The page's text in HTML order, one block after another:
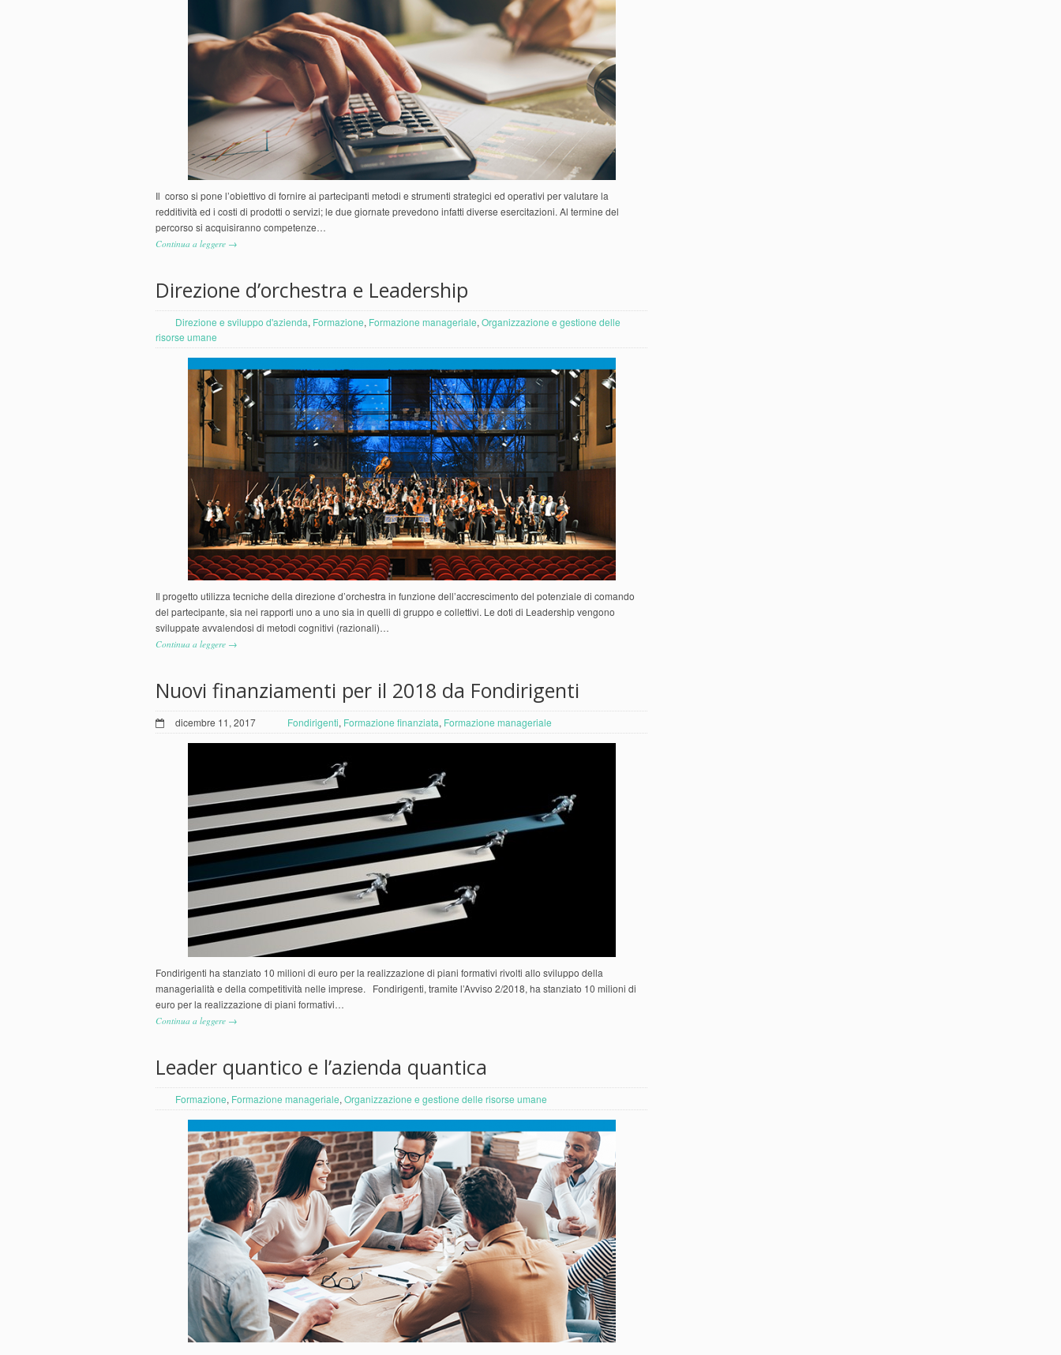
Il corso si pone l’obiettivo di fornire ai partecipanti metodi e strumenti strategici ed operativi per valutare la
redditività ed i costi di prodotti o servizi; le due giornate prevedono infatti diverse esercitazioni. Al termine del
percorso si acquisiranno competenze…
Continua a leggere →
Direzione d’orchestra e Leadership
Direzione e sviluppo d'azienda, Formazione, Formazione manageriale, Organizzazione e gestione delle
risorse umane
Il progetto utilizza tecniche della direzione d’orchestra in funzione dell’accrescimento del potenziale di comando
del partecipante, sia nei rapporti uno a uno sia in quelli di gruppo e collettivi. Le doti di Leadership vengono
sviluppate avvalendosi di metodi cognitivi (razionali)…
Continua a leggere →
Nuovi finanziamenti per il 2018 da Fondirigenti
dicembre 11, 2017 Fondirigenti, Formazione finanziata, Formazione manageriale
Fondirigenti ha stanziato 10 milioni di euro per la realizzazione di piani formativi rivolti allo sviluppo della
managerialità e della competitività nelle imprese. Fondirigenti, tramite l’Avviso 2/2018, ha stanziato 10 milioni di
euro per la realizzazione di piani formativi…
Continua a leggere →
Leader quantico e l’azienda quantica
Formazione, Formazione manageriale, Organizzazione e gestione delle risorse umane